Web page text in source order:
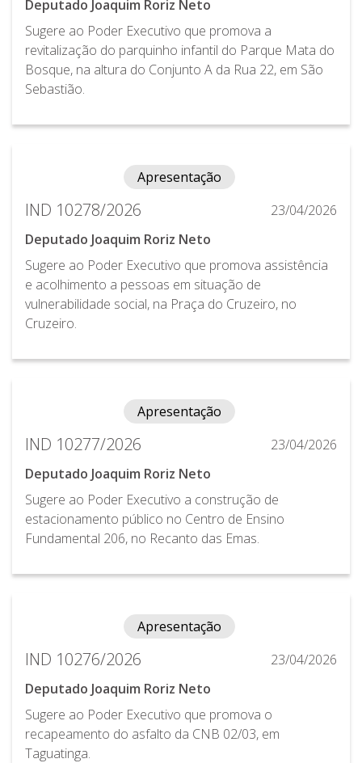
Deputado Joaquim Roriz Neto
Sugere ao Poder Executivo que promova a
revitalização do parquinho infantil do Parque Mata do
Bosque, na altura do Conjunto A da Rua 22, em São
Sebastião.
Apresentação
IND 10278/2026
23/04/2026
Deputado Joaquim Roriz Neto
Sugere ao Poder Executivo que promova assistência
e acolhimento a pessoas em situação de
vulnerabilidade social, na Praça do Cruzeiro, no
Cruzeiro.
Apresentação
IND 10277/2026
23/04/2026
Deputado Joaquim Roriz Neto
Sugere ao Poder Executivo a construção de
estacionamento público no Centro de Ensino
Fundamental 206, no Recanto das Emas.
Apresentação
IND 10276/2026
23/04/2026
Deputado Joaquim Roriz Neto
Sugere ao Poder Executivo que promova o
recapeamento do asfalto da CNB 02/03, em
Taguatinga.